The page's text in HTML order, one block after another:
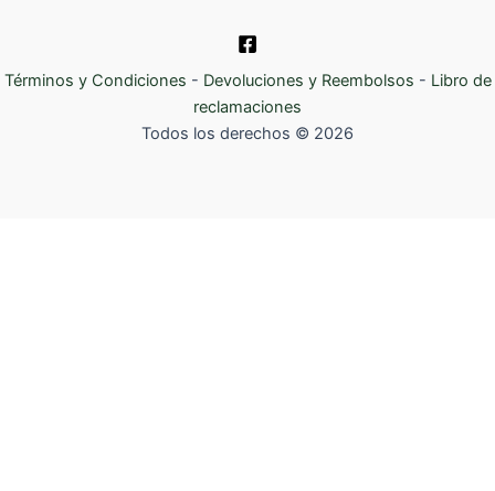
Términos y Condiciones - Devoluciones y Reembolsos - Libro de
reclamaciones
Todos los derechos © 2026